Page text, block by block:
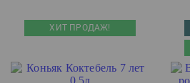
ХИТ ПРОДАЖ!